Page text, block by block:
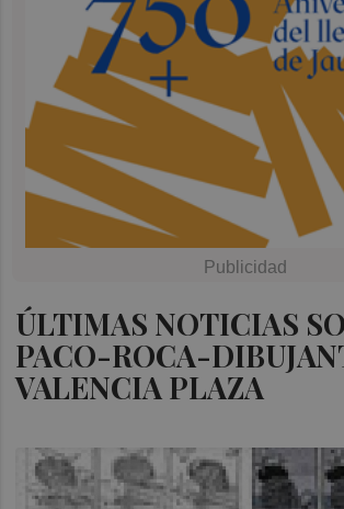
ÚLTIMAS NOTICIAS
PACO-ROCA-
VALENCIA PLAZA